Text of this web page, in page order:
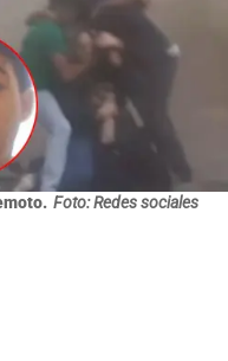
Foto: Redes sociales